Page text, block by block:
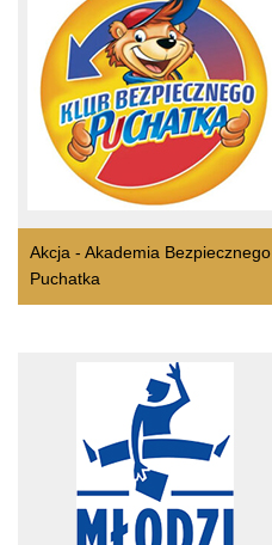
Akcja - Akademia Bezpiecznego
Puchatka